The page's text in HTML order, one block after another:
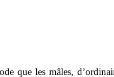
que les mâles,